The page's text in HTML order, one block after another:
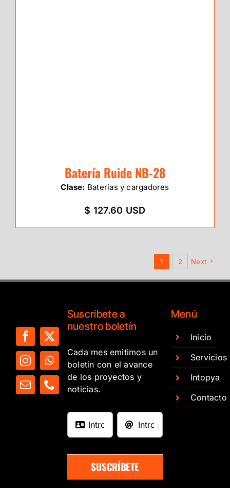
Batería Ruide NB-28
Clase: Baterías y cargadores
$ 127.60 USD
1 2 Next
Suscríbete a
nuestro boletín
Cada mes emitimos un
boletin con el avance
de los proyectos y
noticias.
SUSCRÍBETE
Menú
Inicio
Servicios
Intopya
Contacto